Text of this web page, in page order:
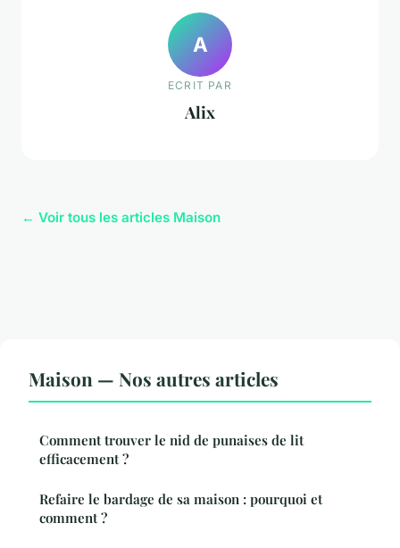
A
ECRIT PAR
Alix
← Voir tous les articles Maison
Maison — Nos autres articles
Comment trouver le nid de punaises de lit
efficacement ?
Refaire le bardage de sa maison : pourquoi et
comment ?